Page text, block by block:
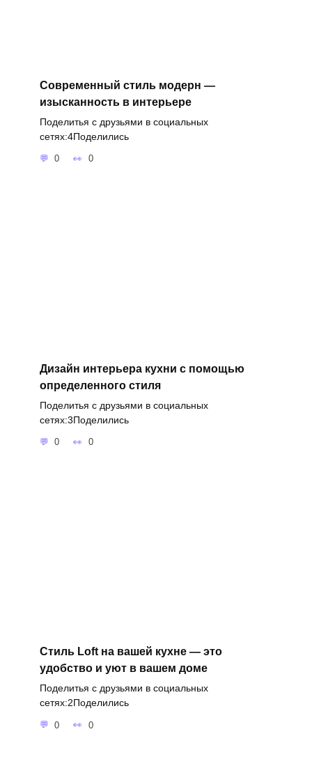
Современный стиль модерн —
изысканность в интерьере
Поделитья с друзьями в социальных
сетях:4Поделились
0 0
Дизайн интерьера кухни с помощью
определенного стиля
Поделитья с друзьями в социальных
сетях:3Поделились
0 0
Стиль Loft на вашей кухне — это
удобство и уют в вашем доме
Поделитья с друзьями в социальных
сетях:2Поделились
0 0